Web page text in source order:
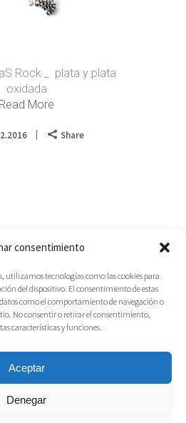
consentimiento
utilizamos tecnologías como las cookies para
del dispositivo. El consentimiento de estas
como el comportamiento de navegación o
No consentir o retirar el consentimiento,
características y funciones.
Aceptar
Denegar
Rock _ plata y plata
oxidada
Read More
Share